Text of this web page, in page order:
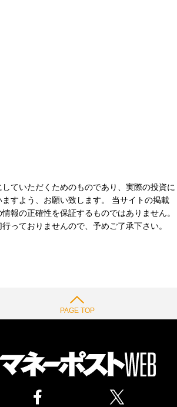
ていただくためのものであり、実際の投資に
すよう、お願い致します。 当サイトの掲載
報の正確性を保証するものではありません。
っておりませんので、予めご了承下さい。
PAGE TOP